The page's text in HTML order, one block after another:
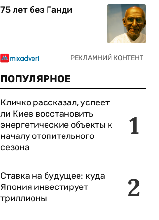
75 лет без Ганди
ПОПУЛЯРНОЕ
1
Кличко рассказал, успеет
ли Киев восстановить
энергетические объекты к
началу отопительного
сезона
2
Ставка на будущее: куда
Япония инвестирует
триллионы